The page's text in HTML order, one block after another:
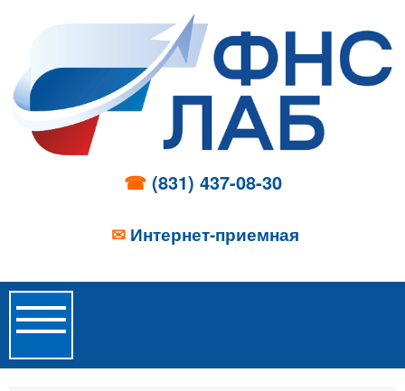
☎ (831) 437-08-30
✉ Интернет-приемная
Toggle
Navigation